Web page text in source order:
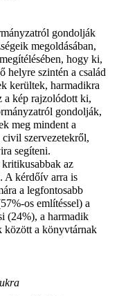
gondolják
megoldásában,
hogy ki,
helyre szintén a család
kerültek, harmadikra
a kép rajzolódott ki,
gondolják,
meg mindent a
civil szervezetekről,
segíteni.
az
A kérdőív arra is
a legfontosabb
os említéssel) a
(24%), a harmadik
között a könyvtárnak